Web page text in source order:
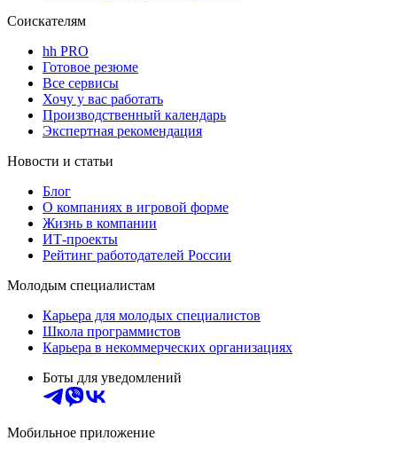
Соискателям
hh PRO
Готовое резюме
Все сервисы
Хочу у вас работать
Производственный календарь
Экспертная рекомендация
Новости и статьи
Блог
О компаниях в игровой форме
Жизнь в компании
ИТ-проекты
Рейтинг работодателей России
Молодым специалистам
Карьера для молодых специалистов
Школа программистов
Карьера в некоммерческих организациях
Боты для уведомлений
Мобильное приложение